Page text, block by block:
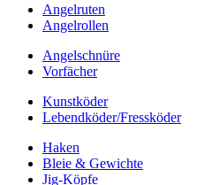
Angelruten
Angelrollen
Angelschnüre
Vorfächer
Kunstköder
Lebendköder/Fressköder
Haken
Bleie & Gewichte
Jig-Köpfe